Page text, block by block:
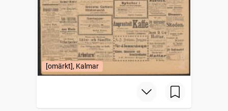
[omärkt], Kalmar